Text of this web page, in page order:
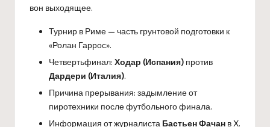
вон выходящее.
Турнир в Риме — часть грунтовой подготовки к
«Ролан Гаррос».
Четвертьфинал: Ходар (Испания) против
Дардери (Италия).
Причина прерывания: задымление от
пиротехники после футбольного финала.
Информация от журналиста Бастьен Фачан в X.